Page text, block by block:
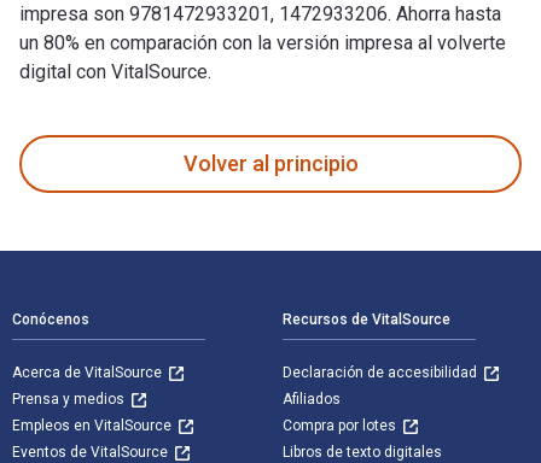
impresa son 9781472933201, 1472933206. Ahorra hasta
un 80% en comparación con la versión impresa al volverte
digital con VitalSource.
Volver al principio
Conócenos
Acerca de VitalSource
Prensa y medios
Empleos en VitalSource
Eventos de VitalSource
Recursos de VitalSource
Declaración de accesibilidad
Afiliados
Compra por lotes
Libros de texto digitales